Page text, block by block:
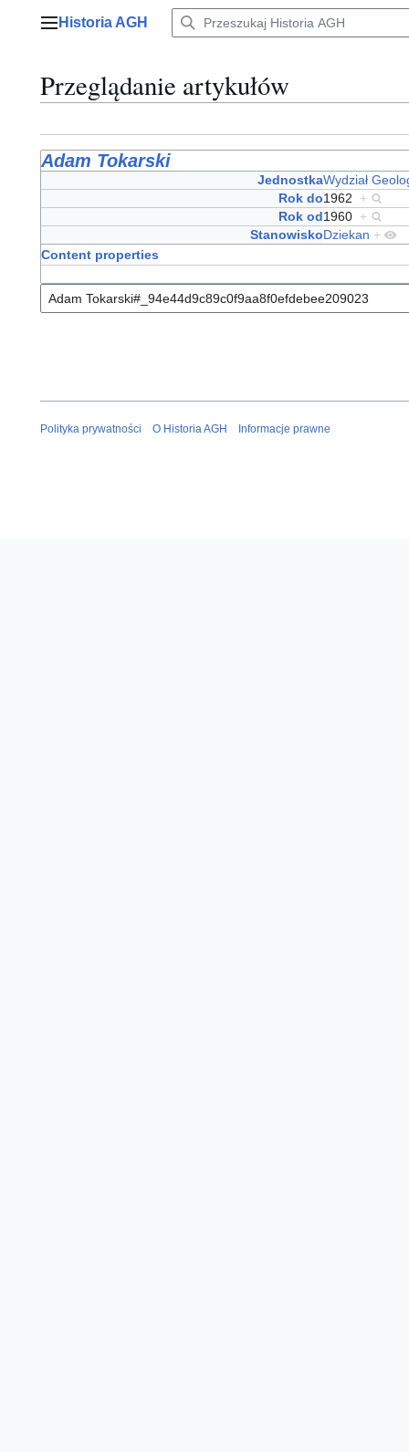
Menu główne
Historia AGH
Przeglądanie artykułów
Adam Tokarski
JednostkaWydział
Rok do1962
+
Rok od1960 +
StanowiskoDziekan +
Content properties
Polityka prywatności O Historia AGH Informacje prawne